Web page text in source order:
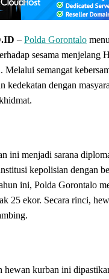
– Polda Gorontalo
sesama menjelang
Melalui semangat
kedekatan dengan
ini menjadi sarana
kepolisian dengan
ini, Polda Gorontalo
25 ekor. Secara rinci,
hewan kurban ini